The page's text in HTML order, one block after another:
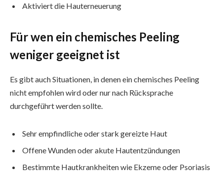
Aktiviert die Hauterneuerung
Für wen ein chemisches Peeling
weniger geeignet ist
Es gibt auch Situationen, in denen ein chemisches Peeling
nicht empfohlen wird oder nur nach Rücksprache
durchgeführt werden sollte.
Sehr empfindliche oder stark gereizte Haut
Offene Wunden oder akute Hautentzündungen
Bestimmte Hautkrankheiten wie Ekzeme oder Psoriasis